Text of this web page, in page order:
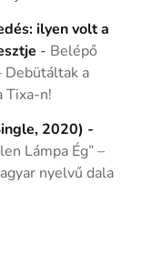
ilyen volt a
- Belépő
Debütáltak a
Tixa-n!
2020) -
Lámpa Ég” –
nyelvű dala